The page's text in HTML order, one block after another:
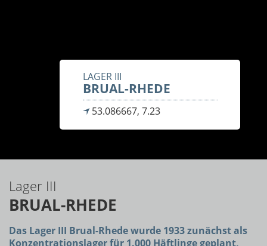
LAGER III
BRUAL-RHEDE
53.086667, 7.23
Lager III
BRUAL-RHEDE
Das Lager III Brual-Rhede wurde 1933 zunächst als
Konzentrationslager für 1.000 Häftlinge geplant,